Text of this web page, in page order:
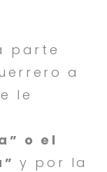
parte
a
le
o el
y por la